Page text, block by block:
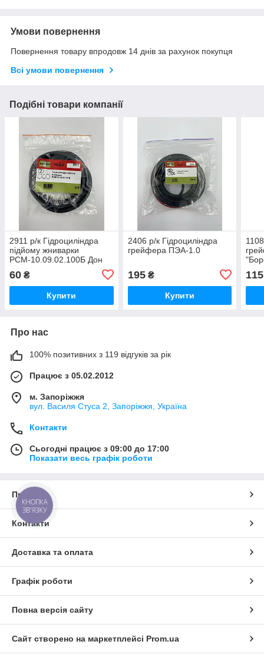
Умови повернення
Повернення товару впродовж 14 днів за рахунок покупця
Всі умови повернення
Подібні товари компанії
2911 р/к Гідроциліндра
підйому жниварки
РСМ-10.09.02.100Б Дон
60 ₴
Купити
2406 р/к Гідроциліндра
грейфера ПЭА-1.0
195₴
Купити
115
Про нас
100% позитивних з 119 відгуків за рік
Працює з 05.02.2012
м. Запоріжжя
вул. Василя Стуса 2, Запоріжжя, Україна
Контакти
Сьогодні працює з 09:00 до 17:00
Показати весь графік роботи
Про нас
Контакти
Доставка та оплата
Графік роботи
Повна версія сайту
Сайт створено на маркетплейсі Prom.ua
КНОПКА
ЗВ'ЯЗКУ